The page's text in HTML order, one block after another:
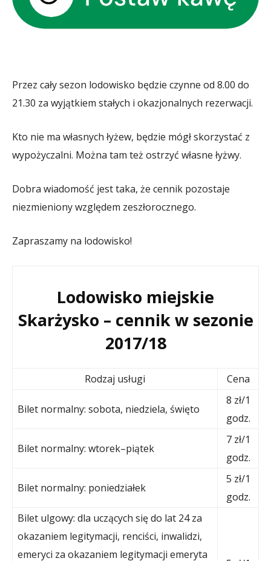
Przez cały sezon lodowisko będzie czynne od 8.00 do
21.30 za wyjątkiem stałych i okazjonalnych rezerwacji.
Kto nie ma własnych łyżew, będzie mógł skorzystać z
wypożyczalni. Można tam też ostrzyć własne łyżwy.
Dobra wiadomość jest taka, że cennik pozostaje
niezmieniony względem zeszłorocznego.
Zapraszamy na lodowisko!
Lodowisko miejskie
Skarżysko – cennik w sezonie
2017/18
Rodzaj usługi Cena
Bilet normalny: sobota, niedziela, święto
8 zł/1
godz.
Bilet normalny: wtorek–piątek
7 zł/1
godz.
Bilet normalny: poniedziałek
5 zł/1
godz.
Bilet ulgowy: dla uczących się do lat 24 za
okazaniem legitymacji, renciści, inwalidzi,
emeryci za okazaniem legitymacji emeryta